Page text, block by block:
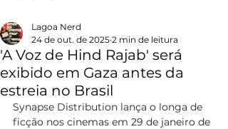
'A Voz de Hind Rajab' será
exibido em Gaza antes da
estreia no Brasil
Lagoa Nerd
24 de out. de 2025 2 min de leitura
Synapse Distribution lança o longa de
ficção nos cinemas em 29 de janeiro de